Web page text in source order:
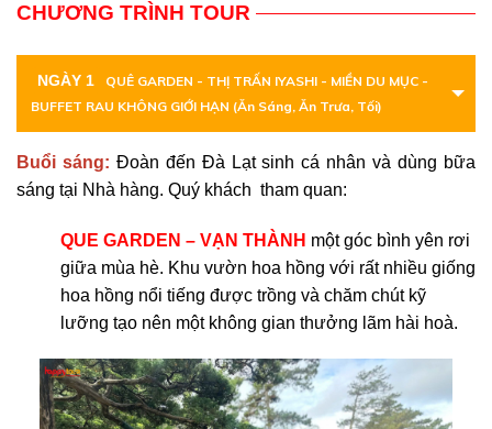
CHƯƠNG TRÌNH TOUR
NGÀY 1
QUÊ GARDEN - THỊ TRẤN IYASHI - MIỀN DU MỤC -
BUFFET RAU KHÔNG GIỚI HẠN (Ăn Sáng, Ăn Trưa, Tối)
Buổi sáng: Đoàn đến Đà Lạt sinh cá nhân và dùng bữa
sáng tại Nhà hàng. Quý khách tham quan:
QUE GARDEN – VẠN THÀNH một góc bình yên rơi
giữa mùa hè. Khu vườn hoa hồng với rất nhiều giống
hoa hồng nổi tiếng được trồng và chăm chút kỹ
lưỡng tạo nên một không gian thưởng lãm hài hoà.